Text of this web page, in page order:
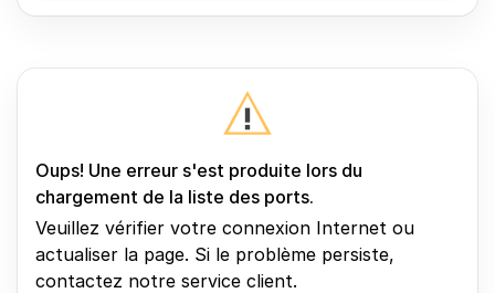
Oups! Une erreur s'est produite lors du
chargement de la liste des ports.
Veuillez vérifier votre connexion Internet ou
actualiser la page. Si le problème persiste,
contactez notre service client.